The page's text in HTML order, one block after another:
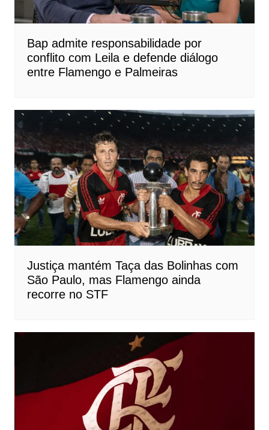
Bap admite responsabilidade por
conflito com Leila e defende diálogo
entre Flamengo e Palmeiras
Justiça mantém Taça das Bolinhas com
São Paulo, mas Flamengo ainda
recorre no STF